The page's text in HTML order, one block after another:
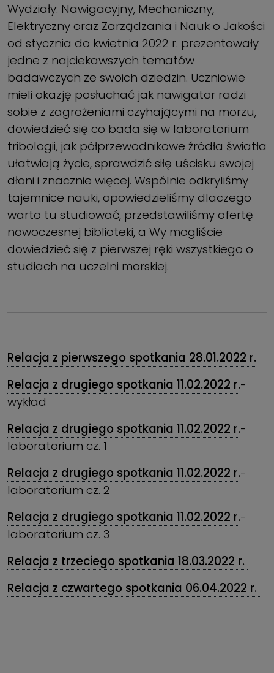
Wydziały: Nawigacyjny, Mechaniczny,
Elektryczny oraz Zarządzania i Nauk o Jakości
od stycznia do kwietnia 2022 r. prezentowały
jedne z najciekawszych tematów
badawczych ze swoich dziedzin. Uczniowie
mieli okazję posłuchać jak nawigator radzi
sobie z zagrożeniami czyhającymi na morzu,
dowiedzieć się co bada się w laboratorium
tribologii, jak półprzewodnikowe źródła światła
ułatwiają życie, sprawdzić siłę uścisku swojej
dłoni i znacznie więcej. Wspólnie odkryliśmy
tajemnice nauki, opowiedzieliśmy dlaczego
warto tu studiować, przedstawiliśmy ofertę
nowoczesnej biblioteki, a Wy mogliście
dowiedzieć się z pierwszej ręki wszystkiego o
studiach na uczelni morskiej.
Relacja z pierwszego spotkania 28.01.2022 r.
Relacja z drugiego spotkania 11.02.2022 r.-
wykład
Relacja z drugiego spotkania 11.02.2022 r.-
laboratorium cz. 1
Relacja z drugiego spotkania 11.02.2022 r.-
laboratorium cz. 2
Relacja z drugiego spotkania 11.02.2022 r.-
laboratorium cz. 3
Relacja z trzeciego spotkania 18.03.2022 r.
Relacja z czwartego spotkania 06.04.2022 r.